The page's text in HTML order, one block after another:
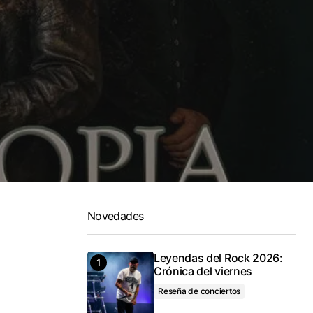
Novedades
Leyendas del Rock 2026:
Crónica del viernes
Reseña de conciertos